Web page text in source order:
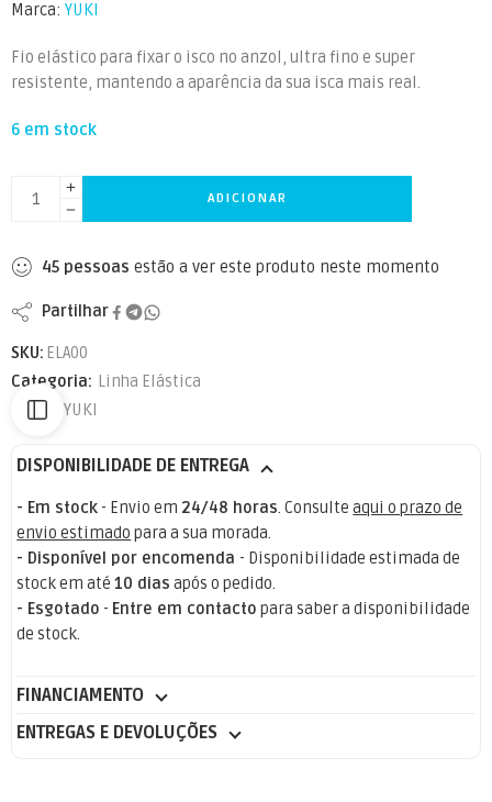
Marca: YUKI
Fio elástico para fixar o isco no anzol, ultra fino e super
resistente, mantendo a aparência da sua isca mais real.
6 em stock
ADICIONAR
45 pessoas estão a ver este produto neste momento
Partilhar
SKU: ELA00
Categoria: Linha Elástica
YUKI
DISPONIBILIDADE DE ENTREGA
- Em stock - Envio em 24/48 horas. Consulteaqui o prazo de
envio estimado para a sua morada.
- Disponível por encomenda - Disponibilidade estimada de
stock em até10 dias após o pedido.
- Esgotado - Entre em contacto para saber a disponibilidade
de stock.
FINANCIAMENTO
ENTREGAS E DEVOLUÇÕES